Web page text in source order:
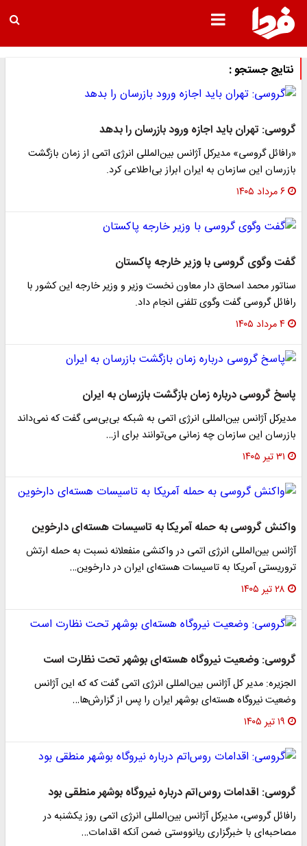
نتایج جستجو :
گروسی: تهران باید اجازه ورود بازرسان را بدهد
«رافائل گروسی» مدیرکل آژانس بین‌المللی انرژی اتمی از زمان بازگشت
بازرسان این سازمان به ایران ابراز بی‌اطلاعی کرد.
۶ مرداد ۱۴۰۵
گفت‌ وگوی گروسی با وزیر خارجه پاکستان
سناتور محمد اسحاق دار معاون نخست وزیر و وزیر خارجه این کشور با
رافائل گروسی گفت وگوی تلفنی انجام داد.
۴ مرداد ۱۴۰۵
پاسخ گروسی درباره زمان بازگشت بازرسان به ایران
مدیرکل آژانس بین‌المللی انرژی اتمی به شبکه بی‌بی‌سی گفت که نمی‌داند
بازرسان این سازمان چه زمانی می‌توانند برای از…
۳۱ تیر ۱۴۰۵
واکنش گروسی به حمله آمریکا به تاسیسات هسته‌ای دارخوین
آژانس بین‌المللی انرژی اتمی در واکنشی منفعلانه نسبت به حمله ارتش
تروریستی آمریکا به تاسیسات هسته‌ای ایران در دارخوین…
۲۸ تیر ۱۴۰۵
گروسی: وضعیت نیروگاه هسته‌ای بوشهر تحت نظارت است
الجزیره: مدیر کل آژانس بین‌المللی انرژی اتمی گفت که که این آژانس
وضعیت نیروگاه هسته‌ای بوشهر ایران را پس از گزارش‌ها…
۱۹ تیر ۱۴۰۵
گروسی: اقدامات روس‌اتم درباره نیروگاه بوشهر منطقی بود
رافائل گروسی، مدیرکل آژانس بین‌المللی انرژی اتمی روز یکشنبه در
مصاحبه‌ای با خبرگزاری ریانووستی ضمن آنکه اقدامات…